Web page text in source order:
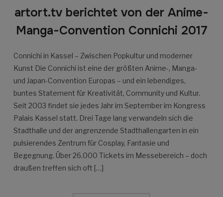
artort.tv berichtet von der Anime-
Manga-Convention Connichi 2017
Connichi in Kassel – Zwischen Popkultur und moderner
Kunst Die Connichi ist eine der größten Anime-, Manga-
und Japan-Convention Europas – und ein lebendiges,
buntes Statement für Kreativität, Community und Kultur.
Seit 2003 findet sie jedes Jahr im September im Kongress
Palais Kassel statt. Drei Tage lang verwandeln sich die
Stadthalle und der angrenzende Stadthallengarten in ein
pulsierendes Zentrum für Cosplay, Fantasie und
Begegnung. Über 26.000 Tickets im Messebereich – doch
draußen treffen sich oft […]